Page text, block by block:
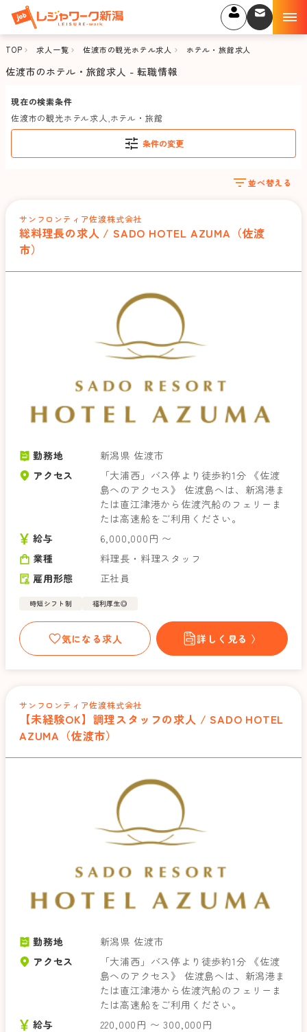
TOP 求人一覧 佐渡市の観光ホテル求人 ホテル・旅館求人
佐渡市のホテル・旅館求人 - 転職情報
現在の検索条件
佐渡市の観光ホテル求人 ホテル・旅館
条件の変更
並べ替える
サンフロンティア佐渡株式会社
総料理長の求人 / SADO HOTEL AZUMA（佐渡
市）
勤務地
新潟県 佐渡市
アクセス
「大浦西」バス停より徒歩約1分 《佐渡
島へのアクセス》 佐渡島へは、新潟港ま
たは直江津港から佐渡汽船のフェリーま
たは高速船をご利用ください。
給与
6,000,000円 〜
業種
料理長・料理スタッフ
雇用形態
正社員
時短シフト制 福利厚生◎
気になる求人 詳しく見る 〉
サンフロンティア佐渡株式会社
【未経験OK】調理スタッフの求人 / SADO HOTEL
AZUMA（佐渡市）
勤務地
新潟県 佐渡市
アクセス
「大浦西」バス停より徒歩約1分 《佐渡
島へのアクセス》 佐渡島へは、新潟港ま
たは直江津港から佐渡汽船のフェリーま
たは高速船をご利用ください。
給与
220,000円 〜 300,000円